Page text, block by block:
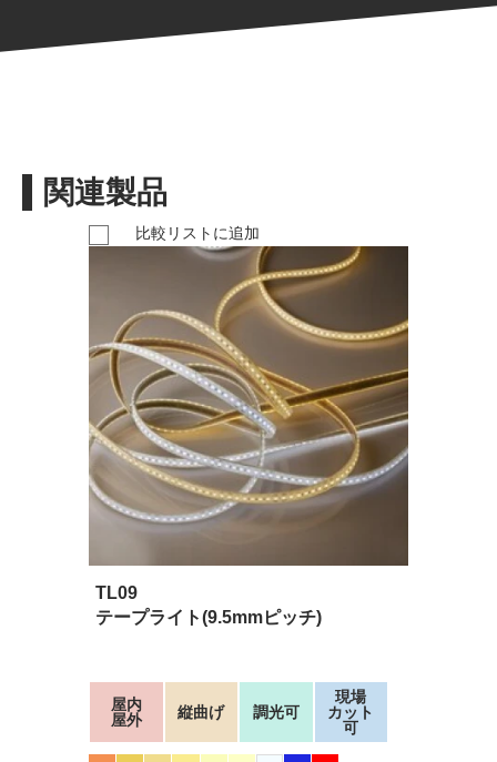
関連製品
比較リストに追加
TL09
テープライト(9.5mmピッチ)
屋内
屋外
縦曲げ 調光可
現場
カット
可